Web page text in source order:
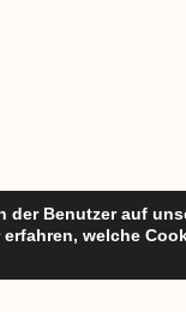
Benutzer auf
welche